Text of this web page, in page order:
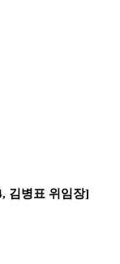
김병표 위임장]